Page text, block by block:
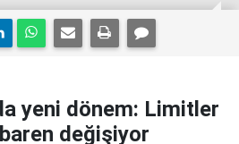
yeni dönem: Limitler
değişiyor